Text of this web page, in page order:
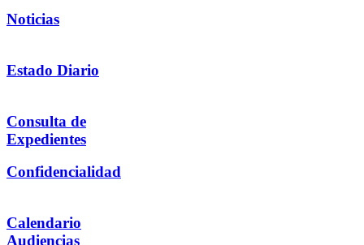
Noticias
Estado Diario
Consulta de
Expedientes
Confidencialidad
Calendario
Audiencias